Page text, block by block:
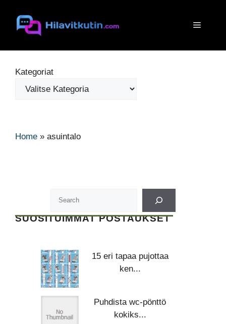
sisältöön
Valikko
Kategoriat
Home » asuintalo
SUOSITUIMMAT POSTAUKSET
15 eri tapaa pujottaa
ken...
Puhdista wc-pönttö
kokiks...